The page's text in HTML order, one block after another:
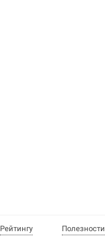
Рейтингу Полезности